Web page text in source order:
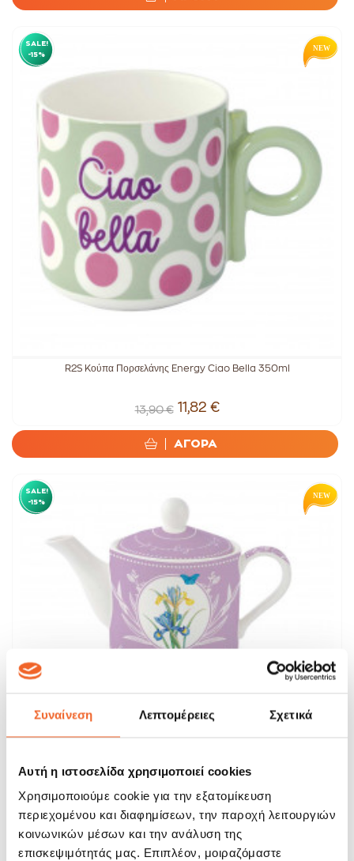
Συναίνεση Λεπτομέρειες Σχετικά
Αυτή η ιστοσελίδα χρησιμοποιεί cookies
Χρησιμοποιούμε cookie για την εξατομίκευση
περιεχομένου και διαφημίσεων, την παροχή λειτουργιών
κοινωνικών μέσων και την ανάλυση της
επισκεψιμότητάς μας. Επιπλέον, μοιραζόμαστε
SALE!
-15%
R2S Kούπα Πορσελάνης Energy Ciao Bella 350ml
13,90 € 11,82 €
ΑΓΟΡΑ
SALE!
-15%
R2S Τσαγιέρα Και Κούπα Πορσελάνης Σετ...
35,90 € 30,52 €